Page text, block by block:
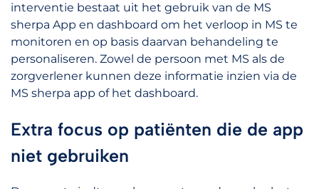
interventie bestaat uit het gebruik van de MS
sherpa App en dashboard om het verloop in MS te
monitoren en op basis daarvan behandeling te
personaliseren. Zowel de persoon met MS als de
zorgverlener kunnen deze informatie inzien via de
MS sherpa app of het dashboard.
Extra focus op patiënten die de app
niet gebruiken